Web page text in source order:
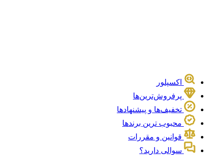
اکسپلور
پرفروش‌ترین‌ها
تخفیف‌ها و پیشنهادها
محبوب ترین برندها
قوانین و مقررات
سوالی دارید؟